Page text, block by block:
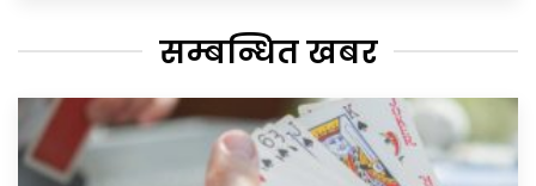
सम्बन्धित खबर